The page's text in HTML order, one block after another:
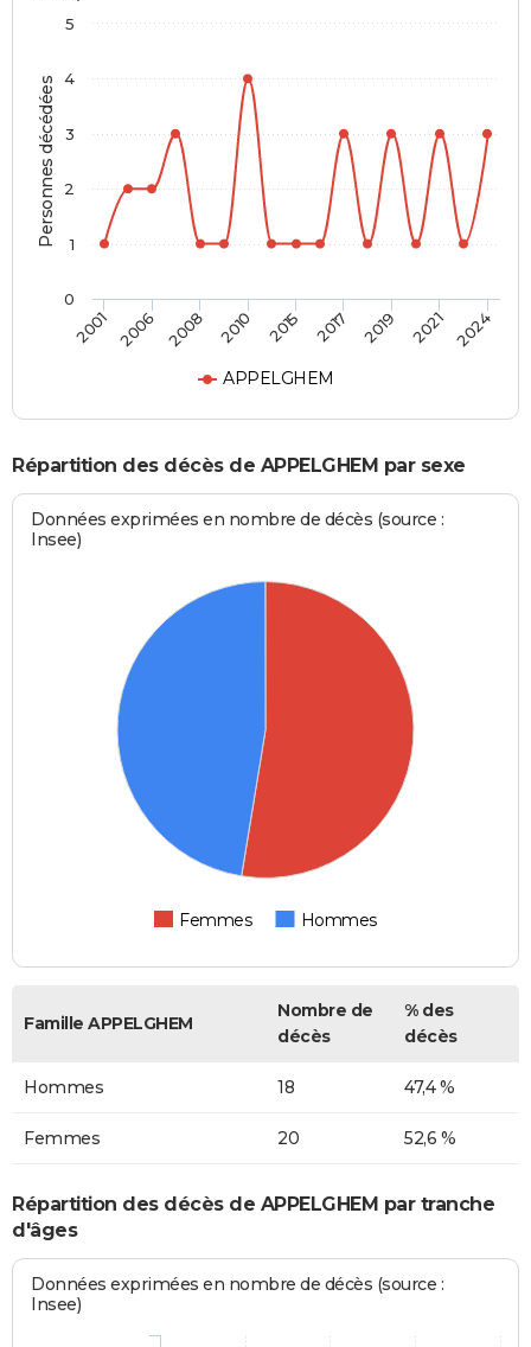
Personnes décédées
APPELGHEM
2001 2006 2008 2010 2015 2017 2019 2021 2024
0
1
2
3
4
5
Répartition des décès de APPELGHEM par sexe
Données exprimées en nombre de décès (source :
Insee)
Femmes Hommes
Famille APPELGHEM
Nombre de
décès
% des
décès
Hommes 18 47,4 %
Femmes 20 52,6 %
Répartition des décès de APPELGHEM par tranche
d'âges
Données exprimées en nombre de décès (source :
Insee)